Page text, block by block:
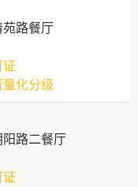
路餐厅
化分级
路二餐厅